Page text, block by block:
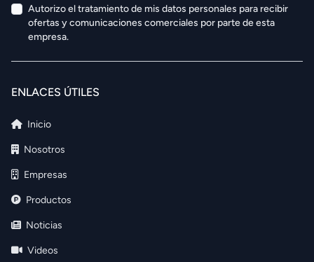
Autorizo el tratamiento de mis datos personales para recibir
ofertas y comunicaciones comerciales por parte de esta
empresa.
ENLACES ÚTILES
Inicio
Nosotros
Empresas
Productos
Noticias
Videos